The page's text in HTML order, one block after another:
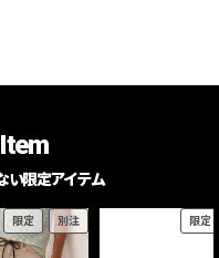
い限定アイテム
限定 別注 限定